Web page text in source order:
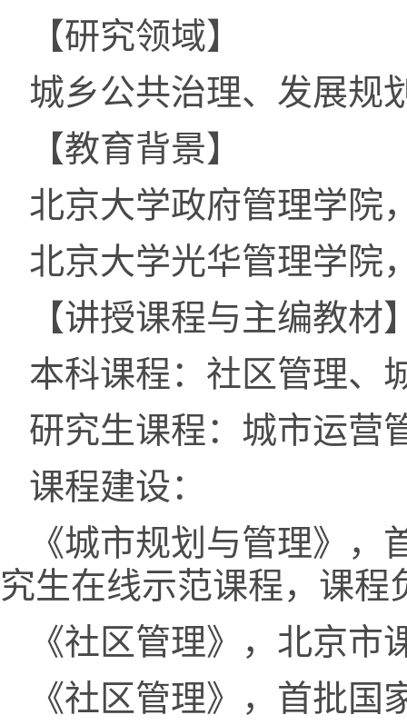
【研究领域】
城乡公共治理、发展规
【教育背景】
北京大学政府管理学院
北京大学光华管理学院
【讲授课程与主编教材
本科课程：社区管理、
研究生课程：城市运营
课程建设：
《城市规划与管理》
究生在线示范课程，课程
《社区管理》，北京
《社区管理》，首批国